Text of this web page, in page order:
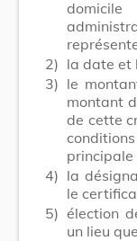
2) la date et
3) le
montant
de cette
principale
4) la
le
5) élection
un lieu